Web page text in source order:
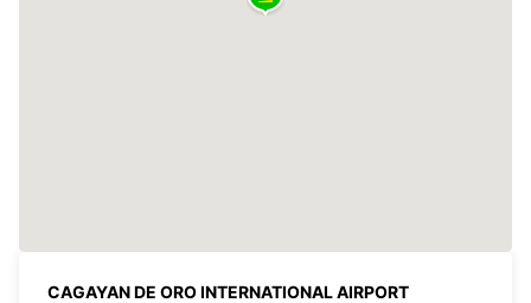
CAGAYAN DE ORO INTERNATIONAL AIRPORT